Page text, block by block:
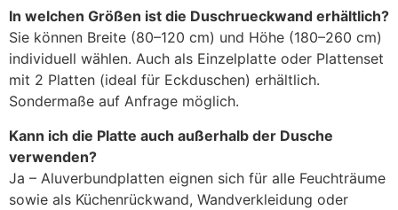
In welchen Größen ist die Duschrueckwand erhältlich?
Sie können Breite (80–120 cm) und Höhe (180–260 cm)
individuell wählen. Auch als Einzelplatte oder Plattenset
mit 2 Platten (ideal für Eckduschen) erhältlich.
Sondermaße auf Anfrage möglich.
Kann ich die Platte auch außerhalb der Dusche
verwenden?
Ja – Aluverbundplatten eignen sich für alle Feuchträume
sowie als Küchenrückwand, Wandverkleidung oder